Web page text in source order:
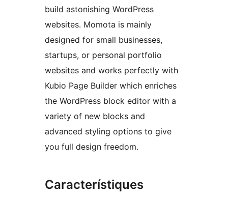
build astonishing WordPress
websites. Momota is mainly
designed for small businesses,
startups, or personal portfolio
websites and works perfectly with
Kubio Page Builder which enriches
the WordPress block editor with a
variety of new blocks and
advanced styling options to give
you full design freedom.
Característiques